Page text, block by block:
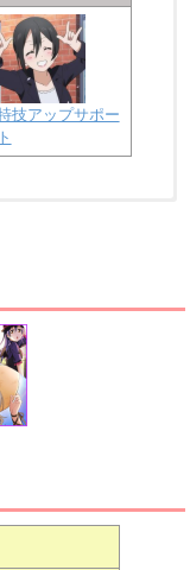
技アップサポー
ト
辺曜
木せつ菜